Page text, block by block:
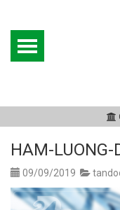
HAM-LUONG-
09/09/2019